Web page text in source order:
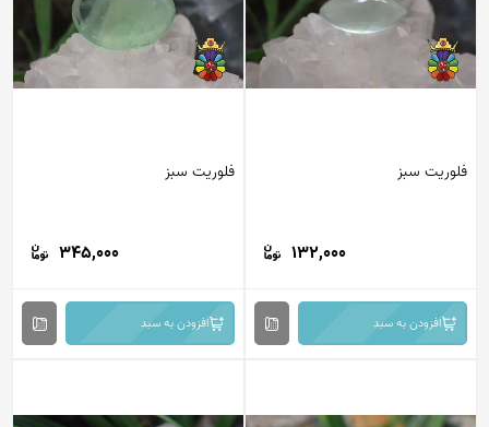
فلوریت سبز
132,000
افزودن به سبد
فلوریت سبز
345,000
افزودن به سبد